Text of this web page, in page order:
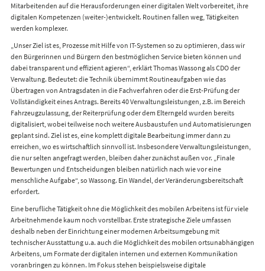
Mitarbeitenden auf die Herausforderungen einer digitalen Welt vorbereitet, ihre
digitalen Kompetenzen (weiter-)entwickelt. Routinen fallen weg, Tätigkeiten
werden komplexer.
„Unser Ziel ist es, Prozesse mit Hilfe von IT-Systemen so zu optimieren, dass wir
den Bürgerinnen und Bürgern den bestmöglichen Service bieten können und
dabei transparent und effizient agieren“, erklärt Thomas Wassong als CDO der
Verwaltung. Bedeutet: die Technik übernimmt Routineaufgaben wie das
Übertragen von Antragsdaten in die Fachverfahren oder die Erst-Prüfung der
Vollständigkeit eines Antrags. Bereits 40 Verwaltungsleistungen, z.B. im Bereich
Fahrzeugzulassung, der Reiterprüfung oder dem Elterngeld wurden bereits
digitalisiert, wobei teilweise noch weitere Ausbaustufen und Automatisierungen
geplant sind. Ziel ist es, eine komplett digitale Bearbeitung immer dann zu
erreichen, wo es wirtschaftlich sinnvoll ist. Insbesondere Verwaltungsleistungen,
die nur selten angefragt werden, bleiben daher zunächst außen vor. „Finale
Bewertungen und Entscheidungen bleiben natürlich nach wie vor eine
menschliche Aufgabe“, so Wassong. Ein Wandel, der Veränderungsbereitschaft
erfordert.
Eine berufliche Tätigkeit ohne die Möglichkeit des mobilen Arbeitens ist für viele
Arbeitnehmende kaum noch vorstellbar. Erste strategische Ziele umfassen
deshalb neben der Einrichtung einer modernen Arbeitsumgebung mit
technischer Ausstattung u.a. auch die Möglichkeit des mobilen ortsunabhängigen
Arbeitens, um Formate der digitalen internen und externen Kommunikation
voranbringen zu können. Im Fokus stehen beispielsweise digitale